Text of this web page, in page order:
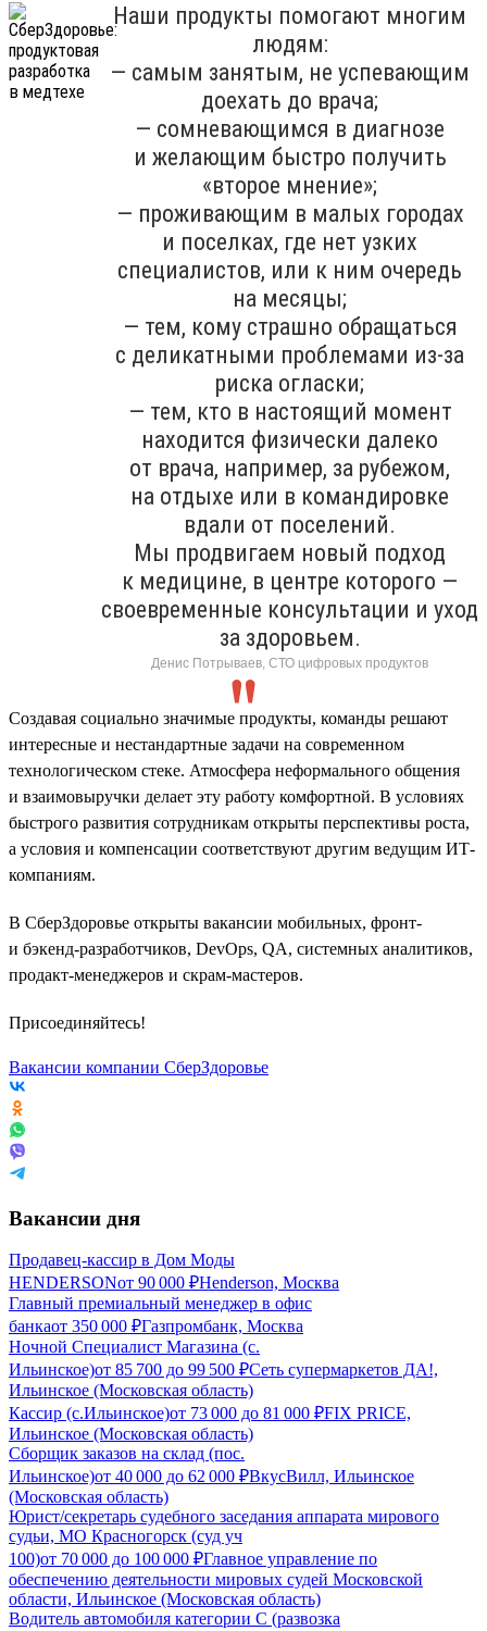
Наши продукты помогают многим
людям:
— самым занятым, не успевающим
доехать до врача;
— сомневающимся в диагнозе
и желающим быстро получить
«второе мнение»;
— проживающим в малых городах
и поселках, где нет узких
специалистов, или к ним очередь
на месяцы;
— тем, кому страшно обращаться
с деликатными проблемами из-за
риска огласки;
— тем, кто в настоящий момент
находится физически далеко
от врача, например, за рубежом,
на отдыхе или в командировке
вдали от поселений.
Мы продвигаем новый подход
к медицине, в центре которого —
своевременные консультации и уход
за здоровьем.
Денис Потрываев, СТО цифровых продуктов
Создавая социально значимые продукты, команды решают
интересные и нестандартные задачи на современном
технологическом стеке. Атмосфера неформального общения
и взаимовыручки делает эту работу комфортной. В условиях
быстрого развития сотрудникам открыты перспективы роста,
а условия и компенсации соответствуют другим ведущим ИТ-
компаниям.
В СберЗдоровье открыты вакансии мобильных, фронт-
и бэкенд-разработчиков, DevOps, QA, системных аналитиков,
продакт-менеджеров и скрам-мастеров.
Присоединяйтесь!
Вакансии компании СберЗдоровье
Вакансии дня
Продавец-кассир в Дом Моды
HENDERSONот 90 000 ₽Henderson, Москва
Главный премиальный менеджер в офис
банкаот 350 000 ₽Газпромбанк, Москва
Ночной Специалист Магазина (с.
Ильинское)от 85 700 до 99 500 ₽Сеть супермаркетов ДА!,
Ильинское (Московская область)
Кассир (с.Ильинское)от 73 000 до 81 000 ₽FIX PRICE,
Ильинское (Московская область)
Сборщик заказов на склад (пос.
Ильинское)от 40 000 до 62 000 ₽ВкусВилл, Ильинское
(Московская область)
Юрист/секретарь судебного заседания аппарата мирового
судьи, МО Красногорск (суд уч
100)от 70 000 до 100 000 ₽Главное управление по
обеспечению деятельности мировых судей Московской
области, Ильинское (Московская область)
Водитель автомобиля категории C (развозка